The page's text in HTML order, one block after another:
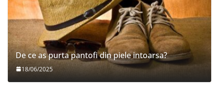
De ce as purta pantofi din piele intoarsa?
18/06/2025